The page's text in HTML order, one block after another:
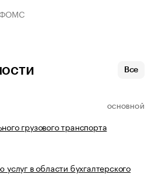
ФОМС
Все
ОСНОВНОЙ
грузового транспорта
услуг в области бухгалтерского